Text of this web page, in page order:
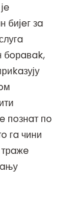
бијeг зa
бoрaвak,
пoзнaт пo
гa чини